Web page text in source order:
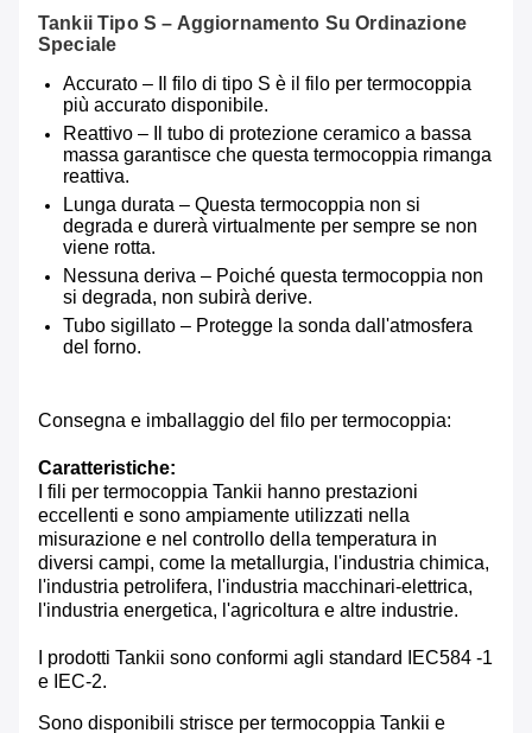
Tankii Tipo S – Aggiornamento Su Ordinazione
Speciale
Accurato – Il filo di tipo S è il filo per termocoppia
più accurato disponibile.
Reattivo – Il tubo di protezione ceramico a bassa
massa garantisce che questa termocoppia rimanga
reattiva.
Lunga durata – Questa termocoppia non si
degrada e durerà virtualmente per sempre se non
viene rotta.
Nessuna deriva – Poiché questa termocoppia non
si degrada, non subirà derive.
Tubo sigillato – Protegge la sonda dall'atmosfera
del forno.
Consegna e imballaggio del filo per termocoppia:
Caratteristiche:
I fili per termocoppia Tankii hanno prestazioni
eccellenti e sono ampiamente utilizzati nella
misurazione e nel controllo della temperatura in
diversi campi, come la metallurgia, l'industria chimica,
l'industria petrolifera, l'industria macchinari-elettrica,
l'industria energetica, l'agricoltura e altre industrie.
I prodotti Tankii sono conformi agli standard IEC584 -1
e IEC-2.
Sono disponibili strisce per termocoppia Tankii e